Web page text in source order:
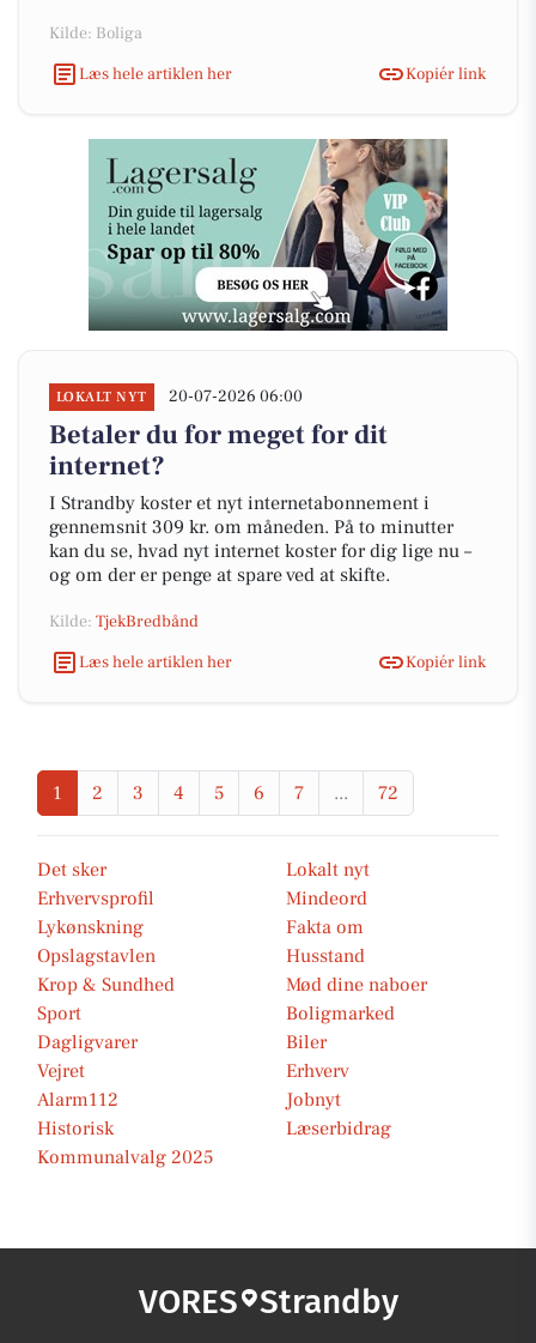
Kilde: Boliga
Læs hele artiklen her
Kopiér link
LOKALT NYT 20-07-2026 06:00
Betaler du for meget for dit
internet?
I Strandby koster et nyt internetabonnement i
gennemsnit 309 kr. om måneden. På to minutter
kan du se, hvad nyt internet koster for dig lige nu –
og om der er penge at spare ved at skifte.
Kilde: TjekBredbånd
Læs hele artiklen her
Kopiér link
1 2 3 4 5 6 7 ... 72
Det sker
Lokalt nyt
Erhvervsprofil
Mindeord
Lykønskning
Fakta om
Opslagstavlen
Husstand
Krop & Sundhed
Mød dine naboer
Sport
Boligmarked
Dagligvarer
Biler
Vejret
Erhverv
Alarm112
Jobnyt
Historisk
Læserbidrag
Kommunalvalg 2025
VORES Strandby